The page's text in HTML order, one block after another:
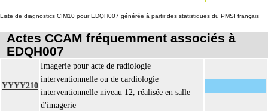
Liste de diagnostics CIM10 pour EDQH007 générée à partir des statistiques du PMSI français
Actes CCAM fréquemment associés à
EDQH007
YYYY210
Imagerie pour acte de radiologie
interventionnelle ou de cardiologie
interventionnelle niveau 12, réalisée en salle
d'imagerie